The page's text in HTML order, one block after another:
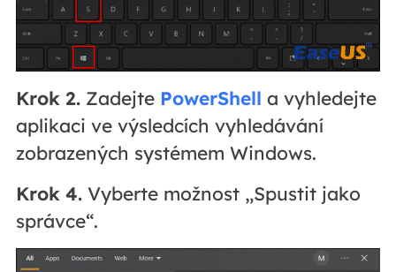
Krok 2.Zadejte PowerShell a vyhledejte
aplikaci ve výsledcích vyhledávání
zobrazených systémem Windows.
Krok 4.Vyberte možnost „Spustit jako
správce“.